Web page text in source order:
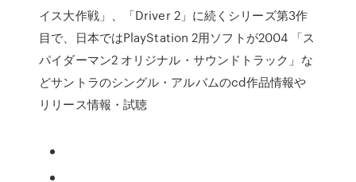
イス大作戦」、「Driver 2」に続くシリーズ第3作
目で、日本ではPlayStation 2用ソフトが2004 「ス
パイダーマン2 オリジナル・サウンドトラック」な
どサントラのシングル・アルバムのcd作品情報や
リリース情報・試聴